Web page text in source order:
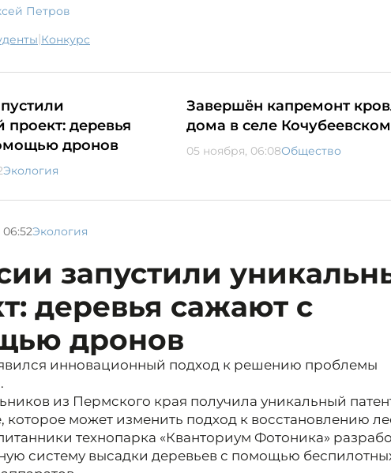
Петров
| конкурс
деревья
дронов
Экология
Завершён капремонт
дома в селе Кочубеевском
05 ноября, 06:08Общество
Экология
запустили
деревья сажают с
дронов
инновационный подход к решению проблемы
из Пермского края получила уникальный
которое может изменить подход к восстановлению
технопарка «Кванториум Фотоника»
систему высадки деревьев с помощью